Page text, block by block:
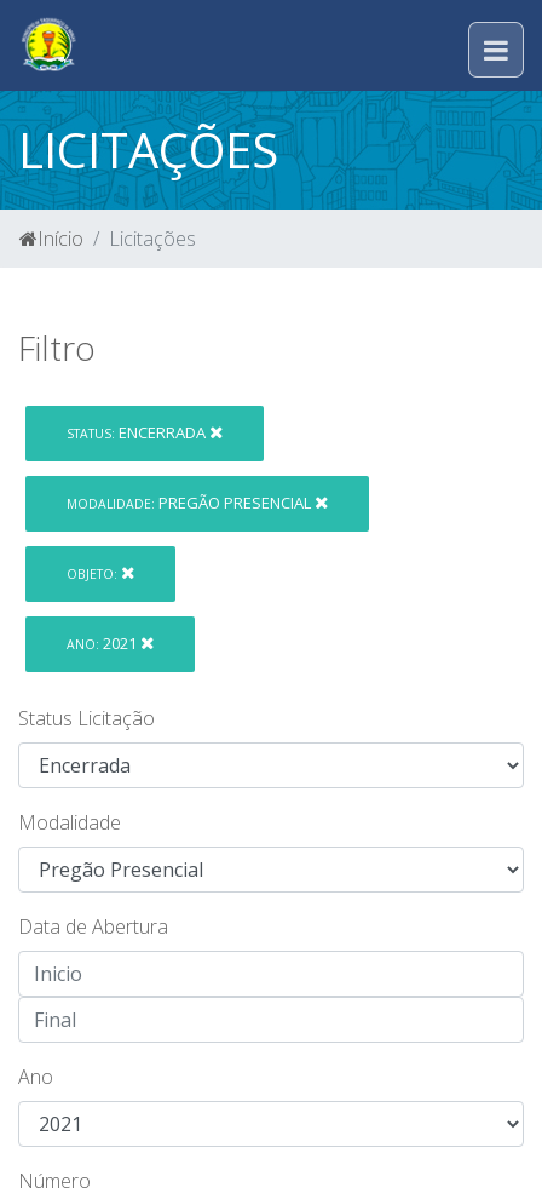
LICITAÇÕES
Início Licitações
Filtro
STATUS: ENCERRADA
MODALIDADE: PREGÃO PRESENCIAL
OBJETO:
ANO: 2021
Status Licitação
Modalidade
Data de Abertura
Ano
Número